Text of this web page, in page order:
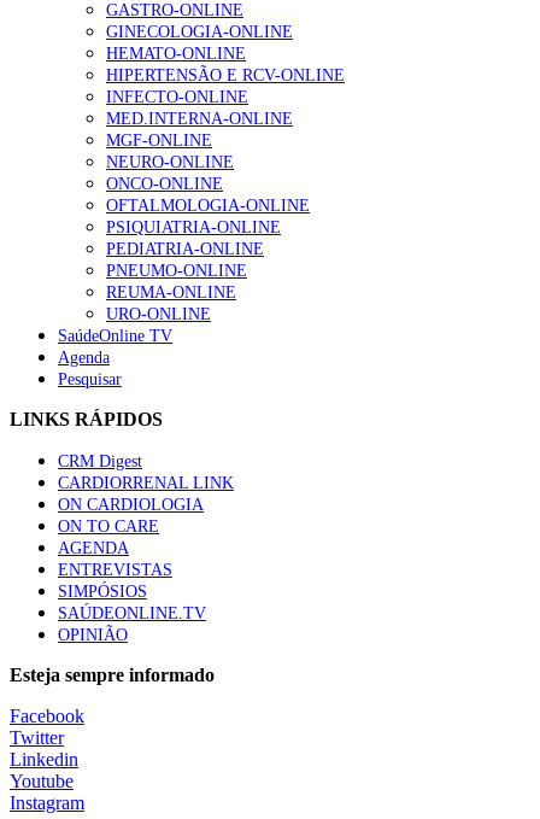
GASTRO-ONLINE
GINECOLOGIA-ONLINE
HEMATO-ONLINE
HIPERTENSÃO E RCV-ONLINE
INFECTO-ONLINE
MED.INTERNA-ONLINE
MGF-ONLINE
NEURO-ONLINE
ONCO-ONLINE
OFTALMOLOGIA-ONLINE
PSIQUIATRIA-ONLINE
PEDIATRIA-ONLINE
PNEUMO-ONLINE
REUMA-ONLINE
URO-ONLINE
SaúdeOnline TV
Agenda
Pesquisar
LINKS RÁPIDOS
CRM Digest
CARDIORRENAL LINK
ON CARDIOLOGIA
ON TO CARE
AGENDA
ENTREVISTAS
SIMPÓSIOS
SAÚDEONLINE.TV
OPINIÃO
Esteja sempre informado
Facebook
Twitter
Linkedin
Youtube
Instagram